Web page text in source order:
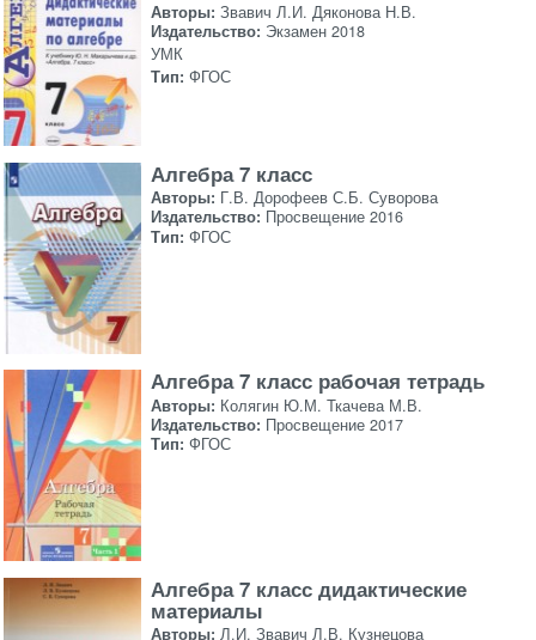
Авторы: Звавич Л.И. Дяконова Н.В.
Издательство: Экзамен 2018
УМК
Тип: ФГОС
Алгебра 7 класс
Авторы: Г.В. Дорофеев С.Б. Суворова
Издательство: Просвещение 2016
Тип: ФГОС
Алгебра 7 класс рабочая тетрадь
Авторы: Колягин Ю.М. Ткачева М.В.
Издательство: Просвещение 2017
Тип: ФГОС
Алгебра 7 класс дидактические
материалы
Авторы: Л.И. Звавич Л.В. Кузнецова